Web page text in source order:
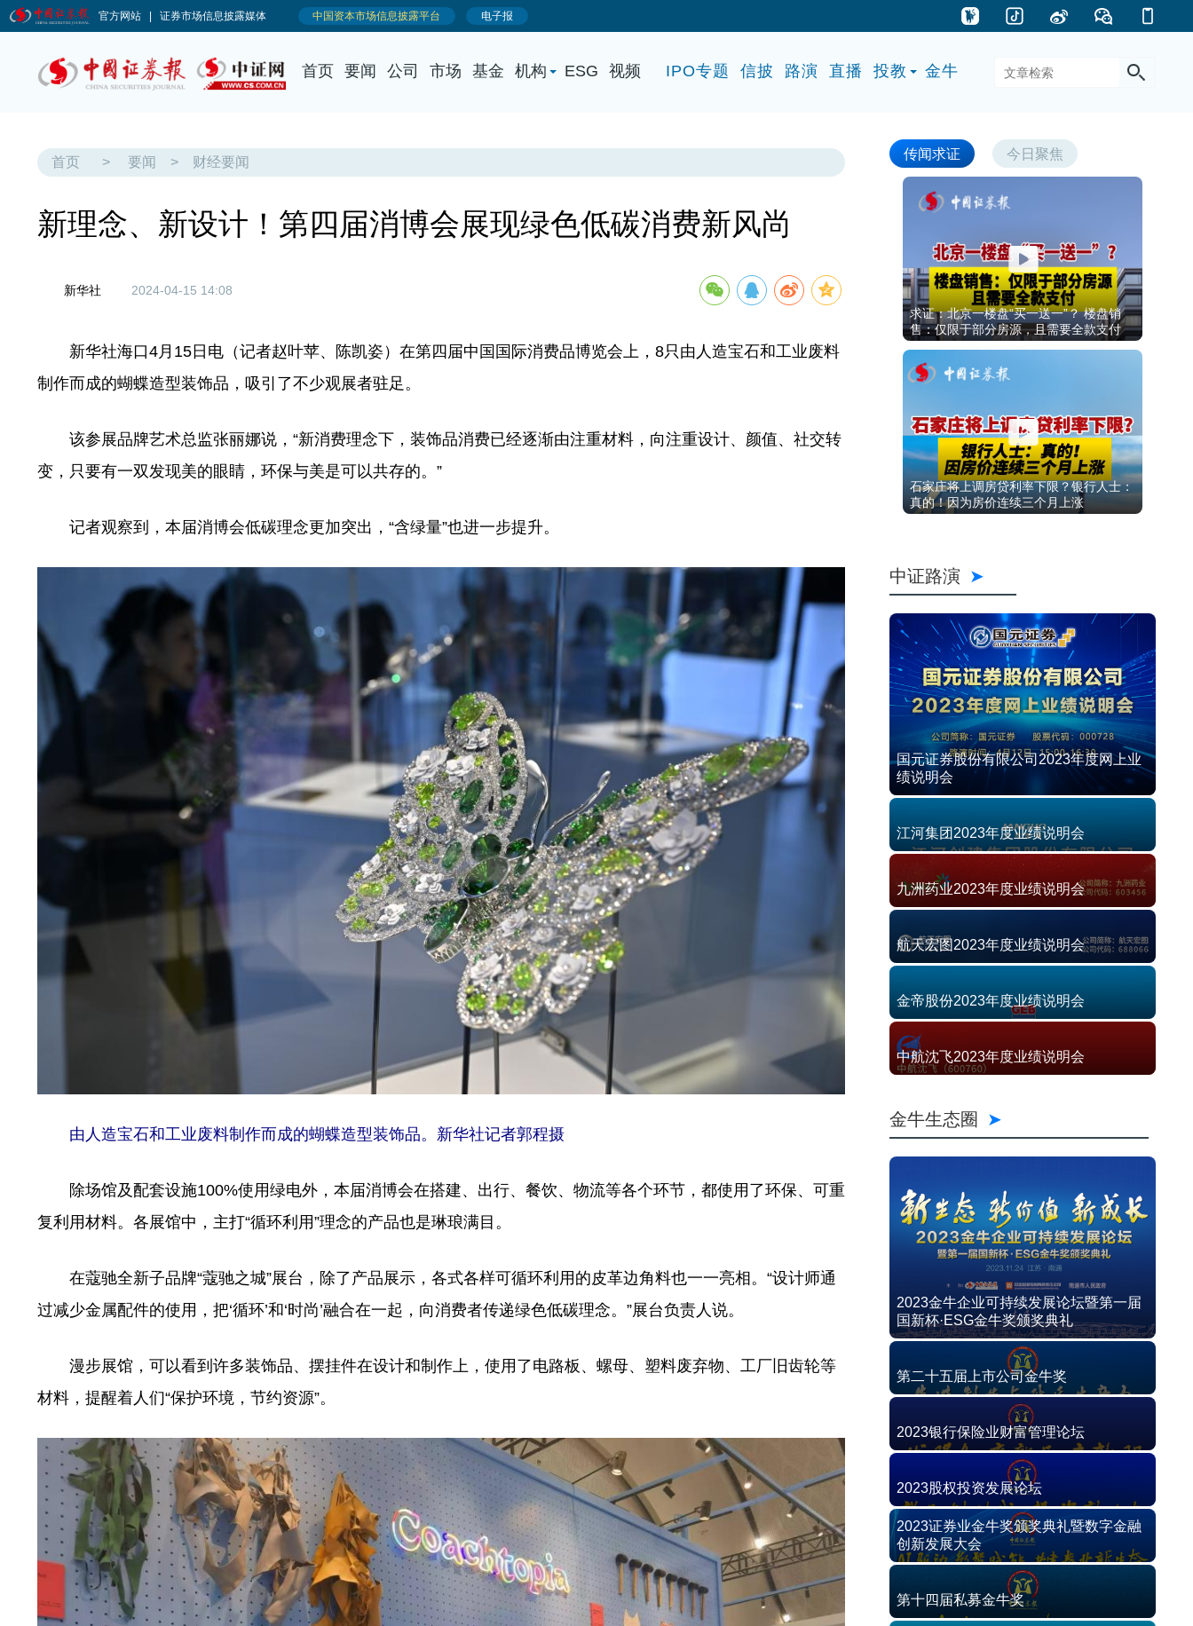
首页 要闻 公司 市场 基金 机构 ESG 视频 IPO专题 信披 路演 直播 投教 金牛
首页 > 要闻 > 财经要闻
新理念、新设计！第四届消博会展现绿色低碳消费新风尚
新华社 2024-04-15 14:08
新华社海口4月15日电（记者赵叶苹、陈凯姿）在第四届中国国际消费品博览会上，8只由人造宝石和工业废料
制作而成的蝴蝶造型装饰品，吸引了不少观展者驻足。
该参展品牌艺术总监张丽娜说，“新消费理念下，装饰品消费已经逐渐由注重材料，向注重设计、颜值、社交转
变，只要有一双发现美的眼睛，环保与美是可以共存的。”
记者观察到，本届消博会低碳理念更加突出，“含绿量”也进一步提升。
由人造宝石和工业废料制作而成的蝴蝶造型装饰品。新华社记者郭程摄
除场馆及配套设施100%使用绿电外，本届消博会在搭建、出行、餐饮、物流等各个环节，都使用了环保、可重
复利用材料。各展馆中，主打“循环利用”理念的产品也是琳琅满目。
在蔻驰全新子品牌“蔻驰之城”展台，除了产品展示，各式各样可循环利用的皮革边角料也一一亮相。“设计师通
过减少金属配件的使用，把‘循环’和‘时尚’融合在一起，向消费者传递绿色低碳理念。”展台负责人说。
漫步展馆，可以看到许多装饰品、摆挂件在设计和制作上，使用了电路板、螺母、塑料废弃物、工厂旧齿轮等
材料，提醒着人们“保护环境，节约资源”。
传闻求证 今日聚焦
求证：北京一楼盘“买一送一”？ 楼盘销
售：仅限于部分房源，且需要全款支付
石家庄将上调房贷利率下限？银行人士：
真的！因为房价连续三个月上涨
中证路演
国元证券股份有限公司2023年度网上业
绩说明会
江河集团2023年度业绩说明会
九洲药业2023年度业绩说明会
航天宏图2023年度业绩说明会
金帝股份2023年度业绩说明会
中航沈飞2023年度业绩说明会
金牛生态圈
2023金牛企业可持续发展论坛暨第一届
国新杯·ESG金牛奖颁奖典礼
第二十五届上市公司金牛奖
2023银行保险业财富管理论坛
2023股权投资发展论坛
2023证券业金牛奖颁奖典礼暨数字金融
创新发展大会
第十四届私募金牛奖